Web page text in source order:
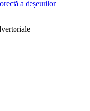
a deșeurilor